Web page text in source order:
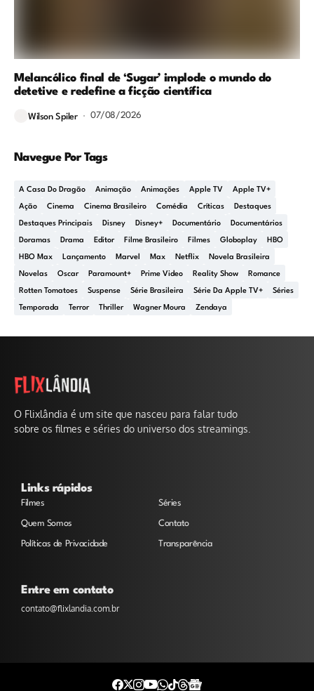
Melancólico final de ‘Sugar’ implode o mundo do
detetive e redefine a ficção científica
Wilson Spiler 07/08/2026
Navegue Por Tags
A Casa Do Dragão Animação Animações Apple TV Apple TV+
Ação Cinema Cinema Brasileiro Comédia Críticas Destaques
Destaques Principais Disney Disney+ Documentário Documentários
Doramas Drama Editor Filme Brasileiro Filmes Globoplay HBO
HBO Max Lançamento Marvel Max Netflix Novela Brasileira
Novelas Oscar Paramount+ Prime Video Reality Show Romance
Rotten Tomatoes Suspense Série Brasileira Série Da Apple TV+ Séries
Temporada Terror Thriller Wagner Moura Zendaya
O Flixlândia é um site que nasceu para falar tudo
sobre os filmes e séries do universo dos streamings.
Links rápidos
Filmes Séries
Quem Somos Contato
Políticas de Privacidade Transparência
Entre em contato
contato@flixlandia.com.br